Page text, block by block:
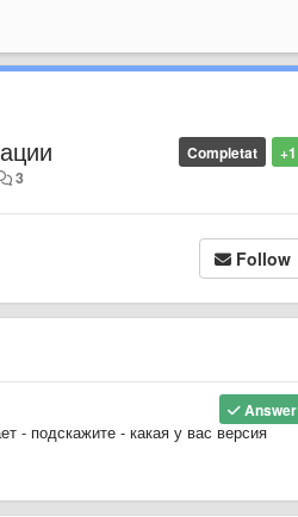
+1
Completat
3
Follow
Answer
- подскажите - какая у вас версия